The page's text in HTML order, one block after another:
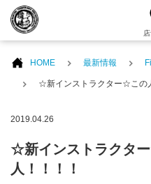
HOME 最新情報
☆新インストラクター☆この
2019.04.26
☆新インストラクタ
人！！！！